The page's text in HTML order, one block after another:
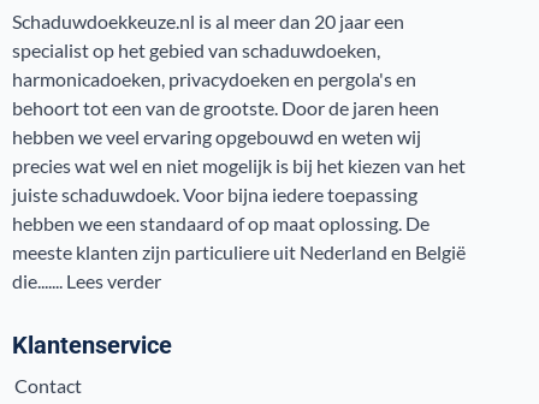
Schaduwdoekkeuze.nl is al meer dan 20 jaar een
specialist op het gebied van schaduwdoeken,
harmonicadoeken, privacydoeken en pergola's en
behoort tot een van de grootste. Door de jaren heen
hebben we veel ervaring opgebouwd en weten wij
precies wat wel en niet mogelijk is bij het kiezen van het
juiste schaduwdoek. Voor bijna iedere toepassing
hebben we een standaard of op maat oplossing. De
meeste klanten zijn particuliere uit Nederland en België
die....... Lees verder
Klantenservice
Contact